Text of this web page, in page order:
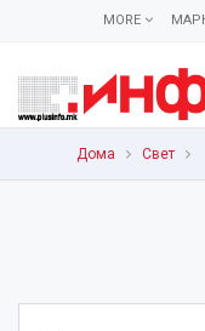
MORE
Дома Свет